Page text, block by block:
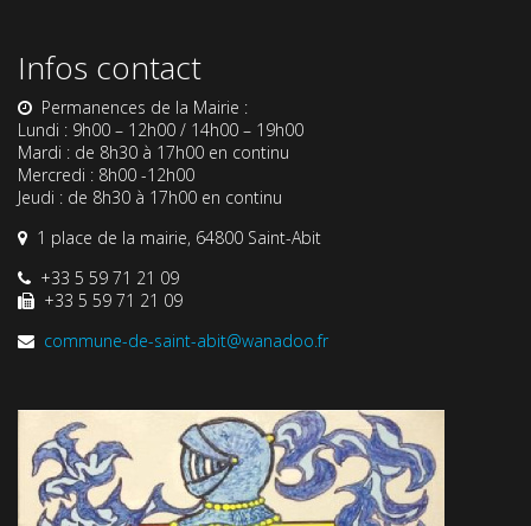
Infos contact
Permanences de la Mairie :
Lundi : 9h00 – 12h00 / 14h00 – 19h00
Mardi : de 8h30 à 17h00 en continu
Mercredi : 8h00 -12h00
Jeudi : de 8h30 à 17h00 en continu
1 place de la mairie, 64800 Saint-Abit
+33 5 59 71 21 09
+33 5 59 71 21 09
commune-de-saint-abit@wanadoo.fr